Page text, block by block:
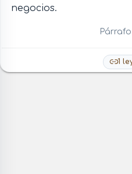
negocios.
1